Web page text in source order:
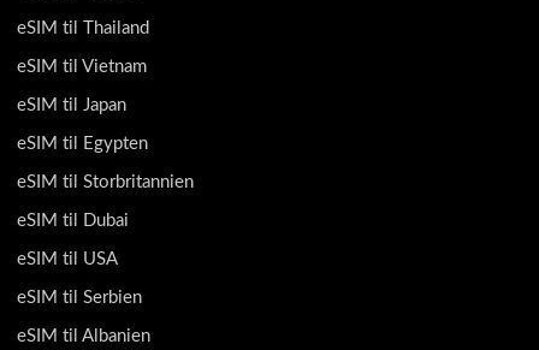
eSIM til Thailand
eSIM til Vietnam
eSIM til Japan
eSIM til Egypten
eSIM til Storbritannien
eSIM til Dubai
eSIM til USA
eSIM til Serbien
eSIM til Albanien